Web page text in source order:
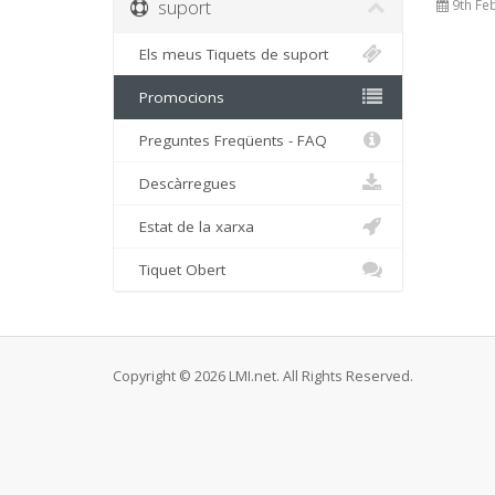
9th
suport
Els meus Tiquets de suport
Promocions
Preguntes Freqüents - FAQ
Descàrregues
Estat de la xarxa
Tiquet Obert
Copyright © 2026 LMI.net. All Rights Reserved.